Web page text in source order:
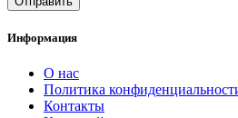
Информация
О нас
Политика
Контакты